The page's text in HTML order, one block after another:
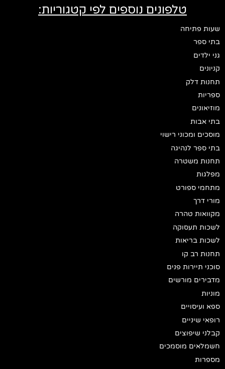
טלפונים נוספים לפי קטגוריות:
שעות פתיחה
בתי ספר
גני ילדים
קניונים
תחנות דלק
ספריות
מוזיאונים
בתי אבות
מוסכים ומכוני רישוי
בתי ספר לנהיגה
תחנות משטרה
מפלגות
מתחמי ספורט
מורי דרך
מקוואות טהרה
לשכות תעסוקה
לשכות בריאות
תחנות רב קו
סוכני תיירות פנים
מדבירים מורשים
מוניות
ספא ועיסויים
רופאי שיניים
קבלני שיפוצים
חשמלאים מוסמכים
מספרות